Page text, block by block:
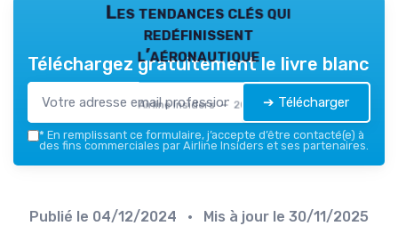
Les tendances clés qui
redéfinissent
l’aéronautique
Airline Insiders — 2026
Téléchargez gratuitement le livre blanc
➔ Télécharger
* En remplissant ce formulaire, j’accepte d’être contacté(e) à
des fins commerciales par Airline Insiders et ses partenaires.
Publié le 04/12/2024 • Mis à jour le 30/11/2025